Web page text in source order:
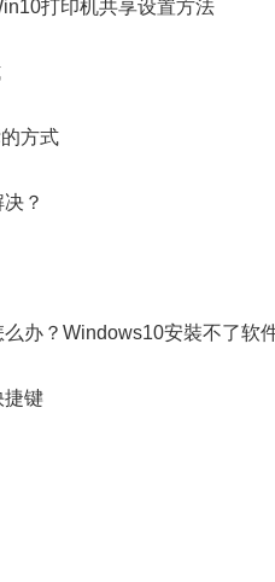
打印机共享设置方法
方式
？
办？Windows10安裝不了软
捷键